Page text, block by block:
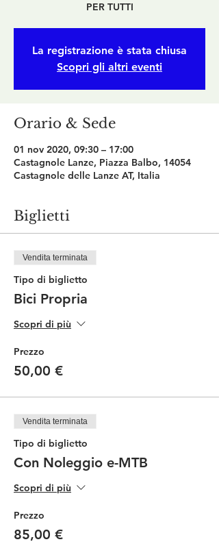
PER TUTTI
La registrazione è stata chiusa
Scopri gli altri eventi
Orario & Sede
01 nov 2020, 09:30 – 17:00
Castagnole Lanze, Piazza Balbo, 14054
Castagnole delle Lanze AT, Italia
Biglietti
Vendita terminata
Tipo di biglietto
Bici Propria
Scopri di più
Prezzo
50,00 €
Vendita terminata
Tipo di biglietto
Con Noleggio e-MTB
Scopri di più
Prezzo
85,00 €